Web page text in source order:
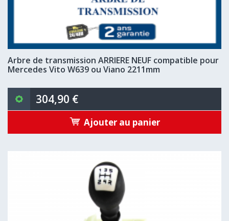
Arbre de transmission ARRIERE NEUF compatible pour
Mercedes Vito W639 ou Viano 2211mm
304,90 €
Ajouter au panier